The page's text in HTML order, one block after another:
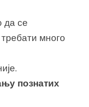
да се
много
познатих